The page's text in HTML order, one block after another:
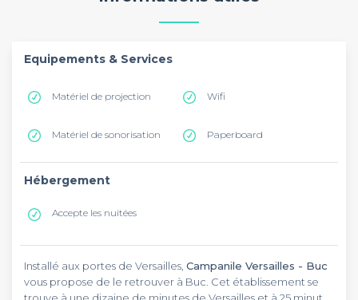
Equipements & Services
Matériel de projection Wifi
Matériel de sonorisation Paperboard
Hébergement
Accepte les nuitées
Installé aux portes de Versailles, Campanile Versailles - Buc
vous propose de le retrouver à Buc. Cet établissement se
trouve à une dizaine de minutes de Versailles et à 25 minutes